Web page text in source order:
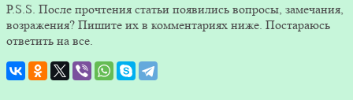
P.S.S. После прочтения статьи появились вопросы, замечания,
возражения? Пишите их в комментариях ниже. Постараюсь
ответить на все.